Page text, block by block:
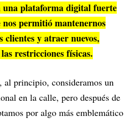
una plataforma digital fuerte
permitió mantenernos
clientes y atraer nuevos,
restricciones físicas.
al principio, consideramos un
en la calle, pero después de
por algo más emblemático